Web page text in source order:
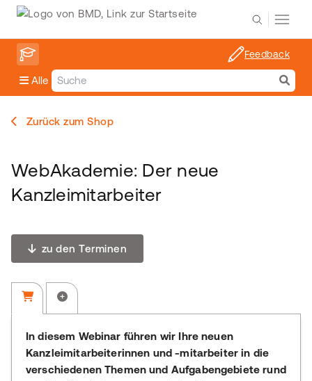
Alle
Feedback
Zurück zum Shop
WebAkademie: Der neue
Kanzleimitarbeiter
zu den Terminen
In diesem Webinar führen wir Ihre neuen
Kanzleimitarbeiterinnen und -mitarbeiter in die
verschiedenen Themen und Aufgabengebiete rund